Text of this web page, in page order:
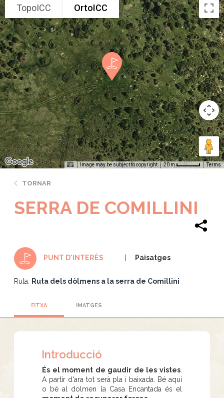
TopoICC OrtoICC
Image may be subject to copyright 20 m Terms
TORNAR
SERRA DE COMILLINI
PUNT D'INTERÈS Paisatges
Ruta: Ruta dels dòlmens a la serra de Comillini
FITXA IMATGES
Introducció
És el moment de gaudir de les vistes
A partir d'ara tot serà pla i baixada. Bé aquí
o bé al dolmen la Casa Encantada és el